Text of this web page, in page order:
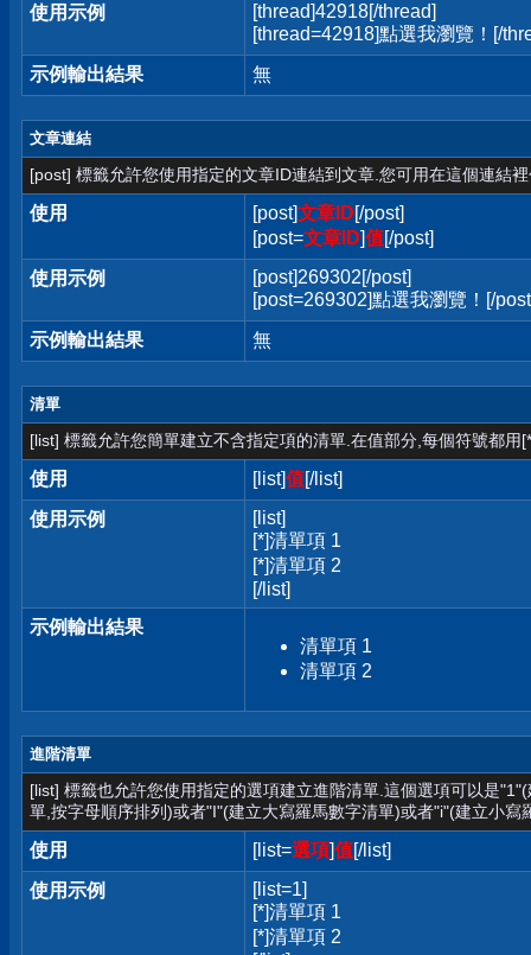
使用示例
[thread]42918[/thread]
[thread=42918]點選我瀏覽！[/
示例輸出結果
無
文章連結
[post] 標籤允許您使用指定的文章ID連結到文章.您可用在這個連結
使用 [post]文章ID[/post]
[post=文章ID]值[/post]
使用示例
[post]269302[/post]
[post=269302]點選我瀏覽！[/
示例輸出結果
無
清單
[list] 標籤允許您簡單建立不含指定項的清單.在值部分,每個符號都用
使用 [list]值[/list]
使用示例
[list]
[*]清單項 1
[*]清單項 2
[/list]
示例輸出結果
清單項 1
清單項 2
進階清單
[list] 標籤也允許您使用指定的選項建立進階清單.這個選項可以是
單,按字母順序排列)或者"I"(建立大寫羅馬數字清單)或者"i"(建立小寫
使用 [list=選項]值[/list]
使用示例
[list=1]
[*]清單項 1
[*]清單項 2